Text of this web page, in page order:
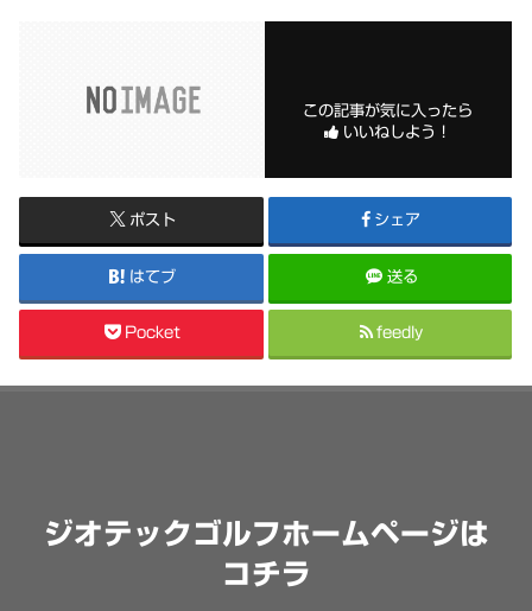
この記事が気に入ったら
いいねしよう！
ポスト シェア
はてブ 送る
Pocket feedly
ジオテックゴルフホームページは
コチラ